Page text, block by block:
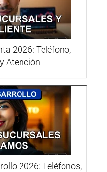
2026: Teléfono,
Atención
2026: Teléfonos,